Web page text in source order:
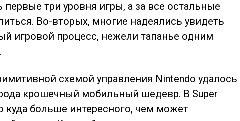
три уровня игры, а за все остальные
Во-вторых, многие надеялись увидеть
игровой процесс, нежели тапанье одним
схемой управления Nintendo удалось
крошечный мобильный шедевр. В Super
куда больше интересного, чем может